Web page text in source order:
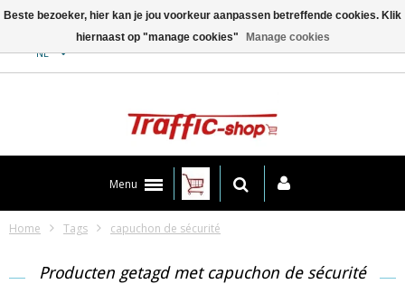
NL
Menu
Home Tags capuchon de sécurité
Producten getagd met capuchon de sécurité
Beste bezoeker, hier kan je jou voorkeur aanpassen betreffende cookies. Klik
hiernaast op "manage cookies"
Manage cookies